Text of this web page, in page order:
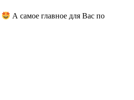
А самое главное для Вас по